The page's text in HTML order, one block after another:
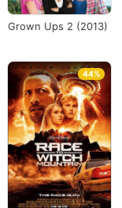
Grown Ups 2 (2013)
44%